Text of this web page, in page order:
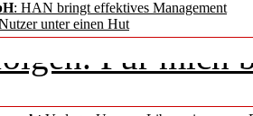
: HAN bringt effektives Management
unter einen Hut
„Für mich
Für mich